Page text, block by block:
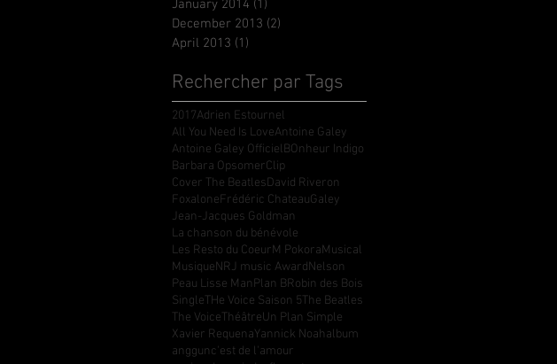
January 2014 (1)
December 2013 (2)
April 2013 (1)
Rechercher par Tags
2017Adrien Estournel
All You Need Is LoveAntoine Galey
Antoine Galey OfficielBOnheur Indigo
Barbara OpsomerClip
Cover The BeatlesDavid Riveron
FoxaloneFrédéric ChateauGaley
Jean-Jacques Goldman
La chanson du bénévole
Les Resto du CoeurM PokoraMusical
MusiqueNRJ music AwardNelson
Peau Lisse ManPlan BRobin des Bois
SingleTHe Voice Saison 5The Beatles
The VoiceThéâtreUn Plan Simple
Xavier RequenaYannick Noahalbum
anggunc'est de l'amour